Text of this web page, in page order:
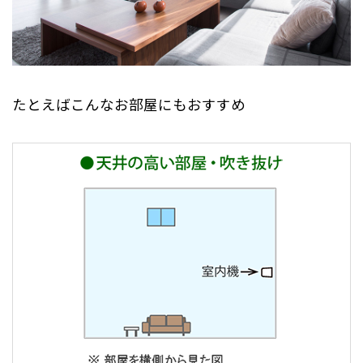
たとえばこんなお部屋にもおすすめ